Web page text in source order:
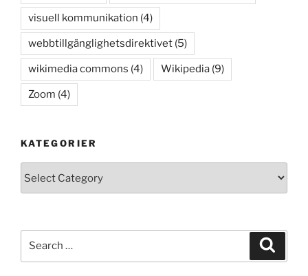
visuell kommunikation (4)
webbtillgänglighetsdirektivet (5)
wikimedia commons (4) Wikipedia (9)
Zoom (4)
KATEGORIER